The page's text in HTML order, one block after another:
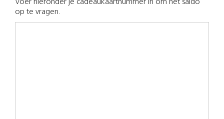
Voer hieronder je cadeaukaartnummer in om het saldo
op te vragen.